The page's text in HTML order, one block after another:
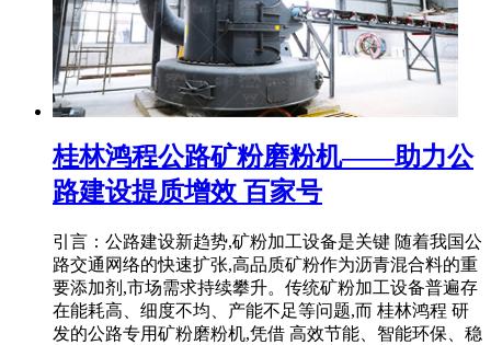
桂林鸿程公路矿粉磨粉机——助力公
路建设提质增效 百家号
引言：公路建设新趋势,矿粉加工设备是关键 随着我国公
路交通网络的快速扩张,高品质矿粉作为沥青混合料的重
要添加剂,市场需求持续攀升。传统矿粉加工设备普遍存
在能耗高、细度不均、产能不足等问题,而 桂林鸿程 研
发的公路专用矿粉磨粉机,凭借 高效节能、智能环保、稳